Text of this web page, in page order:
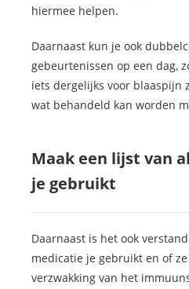
hiermee helpen.
Daarnaast kun je ook
gebeurtenissen op een dag,
iets dergelijks voor blaaspijn
wat behandeld kan worden
Maak een lijst van
je gebruikt
Daarnaast is het ook
medicatie je gebruikt en of
verzwakking van het